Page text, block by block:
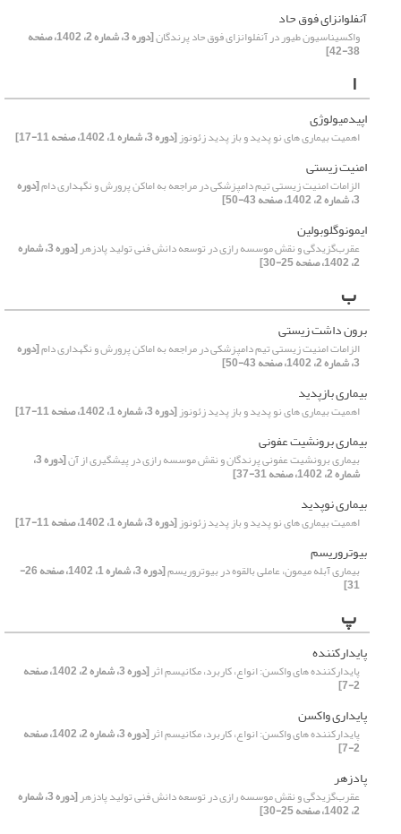
آنفلوانزای فوق حاد
واکسیناسیون طیور در آنفلوانزای فوق حاد پرندگان [دوره 3، شماره 2، 1402، صفحه
38-42]
ا
اپیدمیولوژی
اهمیت بیماری های نو پدید و باز پدید زئونوز[دوره 3، شماره 1، 1402، صفحه 11-17]
امنیت زیستی
الزامات امنیت زیستی تیم دامپزشکی در مراجعه به اماکن پرورش و نگهداری دام[دوره
3، شماره 2، 1402، صفحه 43-50]
ایمونوگلوبولین
عقرب‌گزیدگی و نقش موسسه رازی در توسعه دانش فنی تولید پادزهر [دوره 3، شماره
2، 1402، صفحه 25-30]
ب
برون داشت زیستی
الزامات امنیت زیستی تیم دامپزشکی در مراجعه به اماکن پرورش و نگهداری دام[دوره
3، شماره 2، 1402، صفحه 43-50]
بیماری بازپدید
اهمیت بیماری های نو پدید و باز پدید زئونوز[دوره 3، شماره 1، 1402، صفحه 11-17]
بیماری برونشیت عفونی
بیماری برونشیت عفونی پرندگان و نقش موسسه رازی در پیشگیری از آن [دوره 3،
شماره 2، 1402، صفحه 31-37]
بیماری نوپدید
اهمیت بیماری های نو پدید و باز پدید زئونوز[دوره 3، شماره 1، 1402، صفحه 11-17]
بیوتروریسم
بیماری آبله میمون، عاملی بالقوه در بیوتروریسم [دوره 3، شماره 1، 1402، صفحه 26-
31]
پ
پایدارکننده
پایدارکننده های واکسن: انواع، کاربرد، مکانیسم اثر [دوره 3، شماره 2، 1402، صفحه
2-7]
پایداری واکسن
پایدارکننده های واکسن: انواع، کاربرد، مکانیسم اثر [دوره 3، شماره 2، 1402، صفحه
2-7]
پادزهر
عقرب‌گزیدگی و نقش موسسه رازی در توسعه دانش فنی تولید پادزهر [دوره 3، شماره
2، 1402، صفحه 25-30]